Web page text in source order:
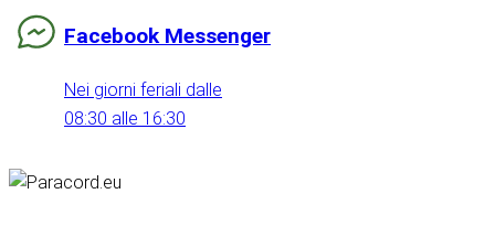
Facebook Messenger
Nei giorni feriali dalle
08:30 alle 16:30